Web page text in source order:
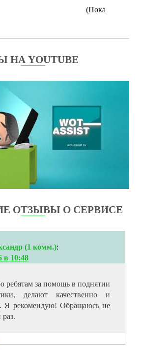
(Пока
НА YOUTUBE
ОТЗЫВЫ О СЕРВИСЕ
(1 комм.):
в 10:48
ребятам за помощь в поднятии
делают качественно и
Я рекомендую! Обращаюсь не